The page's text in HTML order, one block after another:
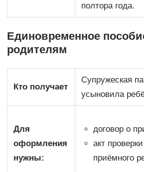
полтора года.
Единовременное
родителям
Кто получает
Супружеская
усыновила
Для
оформления
нужны:
договор о
акт
приёмного